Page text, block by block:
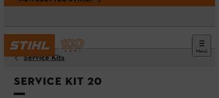
Menù
Service Kits
Service Kit 20